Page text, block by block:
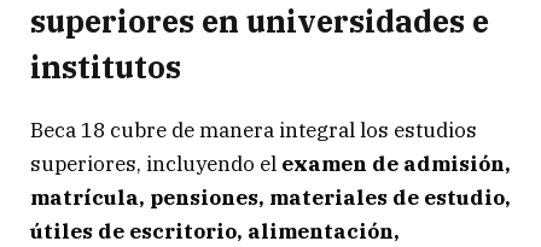
superiores en universidades e
institutos
Beca 18 cubre de manera integral los estudios
superiores, incluyendo el examen de admisión,
matrícula, pensiones, materiales de estudio,
útiles de escritorio, alimentación,